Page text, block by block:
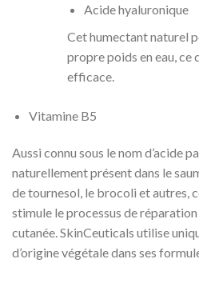
Acide hyaluronique
Cet humectant naturel
propre poids en eau, ce
efficace.
Vitamine B5
Aussi connu sous le nom d’acide
naturellement présent dans le
de tournesol, le brocoli et autres,
stimule le processus de
cutanée. SkinCeuticals utilise
d’origine végétale dans ses